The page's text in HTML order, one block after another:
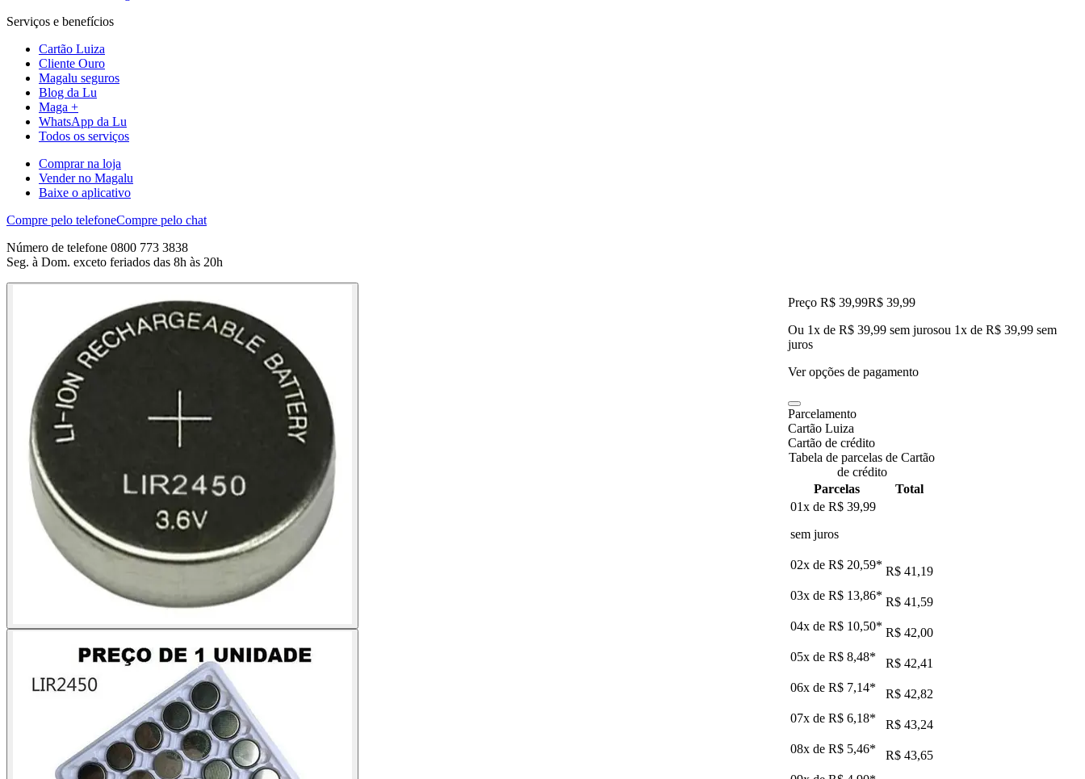
Serviços e benefícios
Cartão Luiza
Cliente Ouro
Magalu seguros
Blog da Lu
Maga +
WhatsApp da Lu
Todos os serviços
Comprar na loja
Vender no Magalu
Baixe o aplicativo
Compre pelo telefoneCompre pelo chat
Número de telefone 0800 773 3838
Seg. à Dom. exceto feriados das 8h às 20h
Preço R$ 39,99R$ 39,99
Ou 1x de R$ 39,99 sem jurosou 1x de R$ 39,99 sem
juros
Ver opções de pagamento
Parcelamento
Cartão Luiza
Cartão de crédito
Tabela de parcelas de Cartão
de crédito
Parcelas
Total
01x de R$ 39,99
sem juros
02x de R$ 20,59* R$ 41,19
03x de R$ 13,86* R$ 41,59
04x de R$ 10,50* R$ 42,00
05x de R$ 8,48*
R$ 42,41
06x de R$ 7,14*
R$ 42,82
07x de R$ 6,18*
R$ 43,24
08x de R$ 5,46*
R$ 43,65